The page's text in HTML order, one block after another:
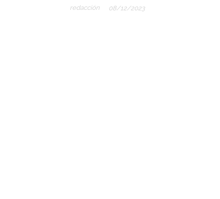
redacción 08/12/2023